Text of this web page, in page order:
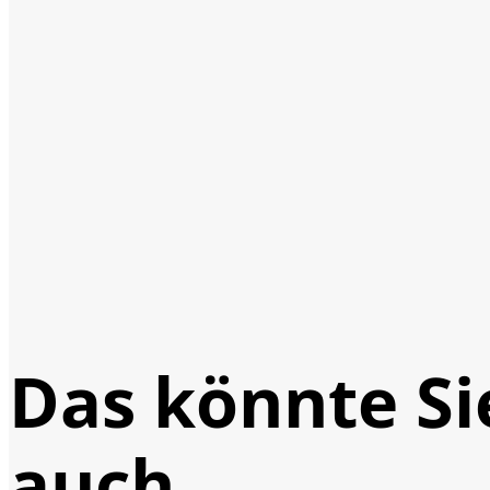
Das könnte